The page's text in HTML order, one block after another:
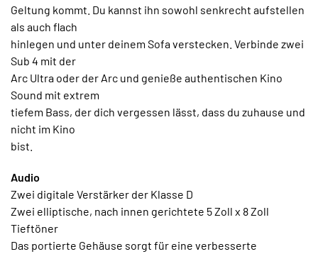
Geltung kommt. Du kannst ihn sowohl senkrecht aufstellen
als auch flach
hinlegen und unter deinem Sofa verstecken. Verbinde zwei
Sub 4 mit der
Arc Ultra oder der Arc und genieße authentischen Kino
Sound mit extrem
tiefem Bass, der dich vergessen lässt, dass du zuhause und
nicht im Kino
bist.
Audio
Zwei digitale Verstärker der Klasse D
Zwei elliptische, nach innen gerichtete 5 Zoll x 8 Zoll
Tieftöner
Das portierte Gehäuse sorgt für eine verbesserte